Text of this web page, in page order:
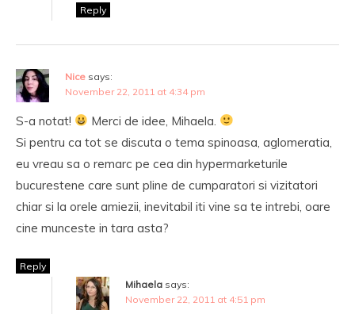
Reply
Nice says:
November 22, 2011 at 4:34 pm
S-a notat!
Merci de idee, Mihaela.
Si pentru ca tot se discuta o tema spinoasa, aglomeratia,
eu vreau sa o remarc pe cea din hypermarketurile
bucurestene care sunt pline de cumparatori si vizitatori
chiar si la orele amiezii, inevitabil iti vine sa te intrebi, oare
cine munceste in tara asta?
Reply
Mihaela says:
November 22, 2011 at 4:51 pm